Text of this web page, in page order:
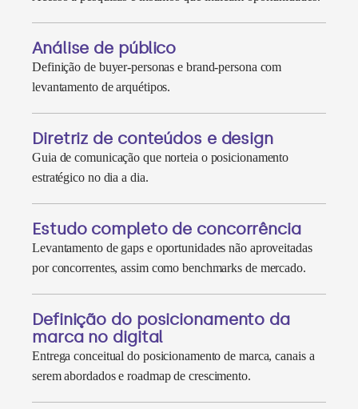
Análise de público​
Definição de buyer-personas e brand-persona com
levantamento de arquétipos.
Diretriz de conteúdos e design
Guia de comunicação que norteia o posicionamento
estratégico no dia a dia.
Estudo completo de concorrência
Levantamento de gaps e oportunidades não aproveitadas
por concorrentes, assim como benchmarks de mercado.
Definição do posicionamento da
marca no digital
Entrega conceitual do posicionamento de marca, canais a
serem abordados e roadmap de crescimento.